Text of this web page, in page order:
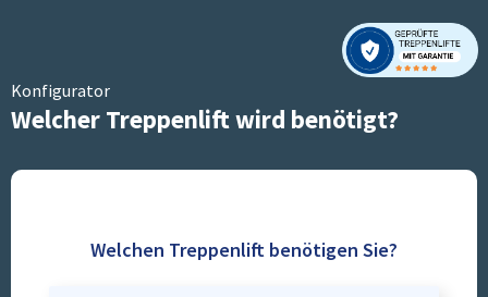
Konfigurator
Welcher Treppenlift wird benötigt?
Welchen Treppenlift benötigen Sie?